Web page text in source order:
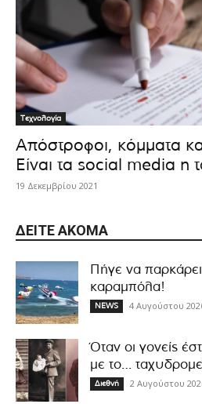
Τεχνολογία
Απόστροφοι, κόμματα
Είναι τα social media η
19 Δεκεμβρίου 2021
ΔΕΊΤΕ ΑΚΌΜΑ
Πήγε να
καραμπόλα!
NEWS 4 Αυγούστου
Όταν οι γονείς
με το…
Διεθνή 2 Αυγούστου